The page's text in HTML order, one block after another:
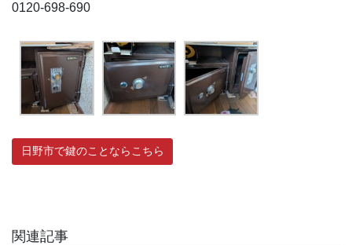
0120-698-690
日野市で鍵のことならこちら
関連記事